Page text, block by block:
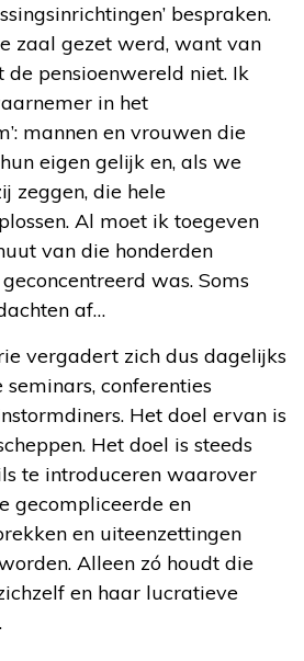
bespraken.
zaal gezet werd, want van
de pensioenwereld niet. Ik
in het
mannen en vrouwen die
eigen gelijk en, als we
zeggen, die hele
Al moet ik toegeven
van die honderden
was. Soms
af…
vergadert zich dus dagelijks
conferenties
Het doel ervan is
Het doel is steeds
te introduceren waarover
gecompliceerde en
en uiteenzettingen
Alleen zó houdt die
en haar lucratieve